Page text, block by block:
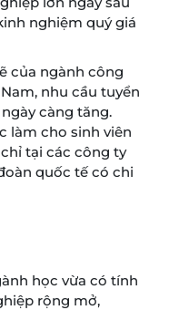
nghiệm quý giá
của ngành công
nhu cầu tuyển
càng tăng.
làm cho sinh viên
tại các công ty
quốc tế có chi
học vừa có tính
rộng mở,